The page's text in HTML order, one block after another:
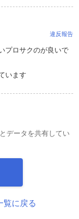
違反報告
プロサクのが良いで
います
データを共有してい
覧に戻る